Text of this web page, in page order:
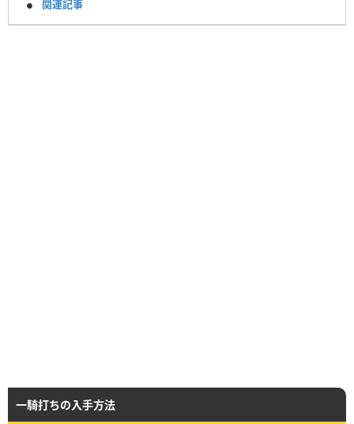
関連記事
一騎打ちの入手方法